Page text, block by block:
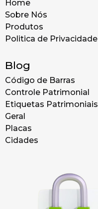
Home
Sobre Nós
Produtos
Politica de Privacidade
Blog
Código de Barras
Controle Patrimonial
Etiquetas Patrimoniais
Geral
Placas
Cidades